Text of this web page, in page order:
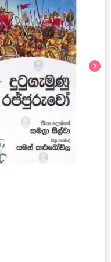
chevron_right